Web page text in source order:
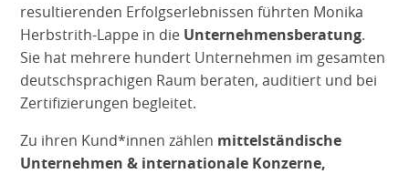
resultierenden Erfolgserlebnissen führten Monika
Herbstrith-Lappe in die Unternehmensberatung.
Sie hat mehrere hundert Unternehmen im gesamten
deutschsprachigen Raum beraten, auditiert und bei
Zertifizierungen begleitet.
Zu ihren Kund*innen zählen mittelständische
Unternehmen & internationale Konzerne,